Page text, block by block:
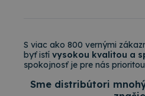
S viac ako 800 vernými
byť istí vysokou kvalitou a
spokojnosť je pre nás
Sme distribútori